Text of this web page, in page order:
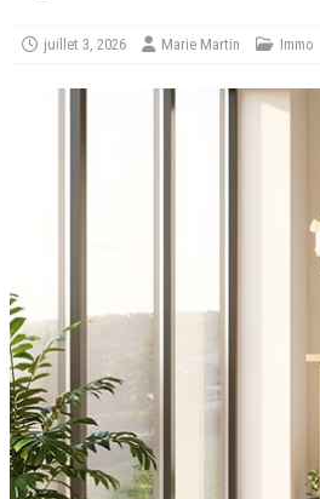
juillet 3, 2026 Marie Martin Immo